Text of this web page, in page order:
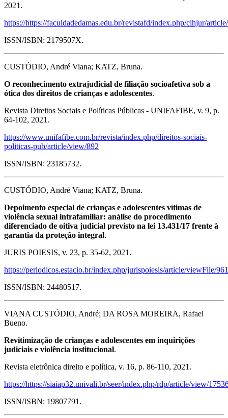
2021.
https://https://faculdadedamas.edu.br/revistafd/index.php/cihjur/
ISSN/ISBN: 2179507X.
CUSTÓDIO, André Viana; KATZ, Bruna.
O reconhecimento extrajudicial de filiação socioafetiva sob a
ótica dos direitos de crianças e adolescentes.
Revista Direitos Sociais e Políticas Públicas - UNIFAFIBE, v. 9, p.
64-102, 2021.
https://www.unifafibe.com.br/revista/index.php/direitos-sociais-
politicas-pub/article/view/892
ISSN/ISBN: 23185732.
CUSTÓDIO, André Viana; KATZ, Bruna.
Depoimento especial de crianças e adolescentes vítimas de
violência sexual intrafamiliar: análise do procedimento
diferenciado de oitiva judicial previsto na lei 13.431/17 frente à
garantia da proteção integral.
JURIS POIESIS, v. 23, p. 35-62, 2021.
https://periodicos.estacio.br/index.php/jurispoiesis/article/viewFile/
ISSN/ISBN: 24480517.
VIANA CUSTÓDIO, André; DA ROSA MOREIRA, Rafael
Bueno.
Revitimização de crianças e adolescentes em inquirições
judiciais e violência institucional.
Revista eletrônica direito e política, v. 16, p. 86-110, 2021.
https://https://siaiap32.univali.br/seer/index.php/rdp/article/view/
ISSN/ISBN: 19807791.